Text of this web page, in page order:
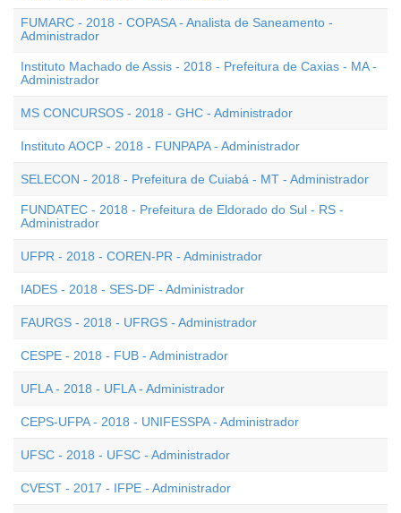
FUMARC - 2018 - COPASA - Analista de Saneamento -
Administrador
Instituto Machado de Assis - 2018 - Prefeitura de Caxias - MA -
Administrador
MS CONCURSOS - 2018 - GHC - Administrador
Instituto AOCP - 2018 - FUNPAPA - Administrador
SELECON - 2018 - Prefeitura de Cuiabá - MT - Administrador
FUNDATEC - 2018 - Prefeitura de Eldorado do Sul - RS -
Administrador
UFPR - 2018 - COREN-PR - Administrador
IADES - 2018 - SES-DF - Administrador
FAURGS - 2018 - UFRGS - Administrador
CESPE - 2018 - FUB - Administrador
UFLA - 2018 - UFLA - Administrador
CEPS-UFPA - 2018 - UNIFESSPA - Administrador
UFSC - 2018 - UFSC - Administrador
CVEST - 2017 - IFPE - Administrador